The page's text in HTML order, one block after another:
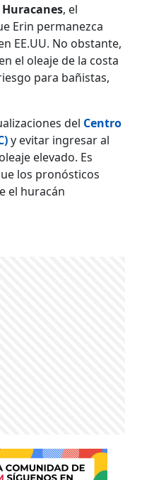
, el
Erin permanezca
EE.UU. No obstante,
el oleaje de la costa
para bañistas,
del Centro
y evitar ingresar al
elevado. Es
los pronósticos
el huracán